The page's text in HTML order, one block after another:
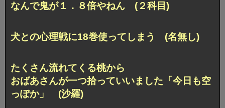
なんで鬼が１．８倍やねん (２科目)
犬との心理戦に18巻使ってしまう (名無し)
たくさん流れてくる桃から
おばあさんが一つ拾っていいました「今日も空
っぽか」 (沙羅)